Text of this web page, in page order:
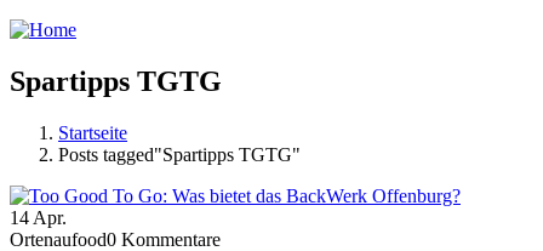
Spartipps TGTG
Startseite
Posts tagged"Spartipps TGTG"
14 Apr.
Ortenaufood0 Kommentare